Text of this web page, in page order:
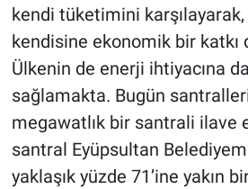
kendi tüketimini karşılayarak,
kendisine ekonomik bir katkı
Ülkenin de enerji ihtiyacına
sağlamakta. Bugün
megawatlık bir santrali ilave
santral Eyüpsultan
yaklaşık yüzde 71’ine yakın